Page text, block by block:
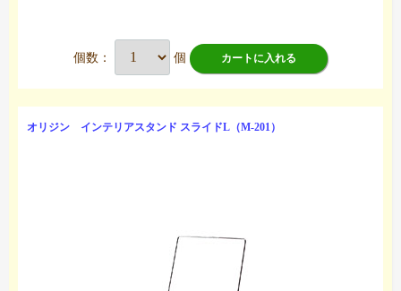
個数： 個 カートに入れる
オリジン インテリアスタンド スライドL（M-201）